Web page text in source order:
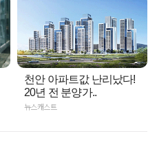
천안 아파트값 난리났다!
20년 전 분양가..
뉴스캐스트